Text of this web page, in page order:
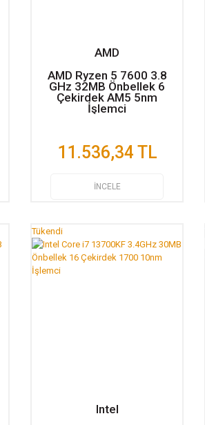
AMD
AMD Ryzen 5 7600 3.8
GHz 32MB Önbellek 6
Çekirdek AM5 5nm
İşlemci
11.536,34 TL
İNCELE
Tükendi
Intel